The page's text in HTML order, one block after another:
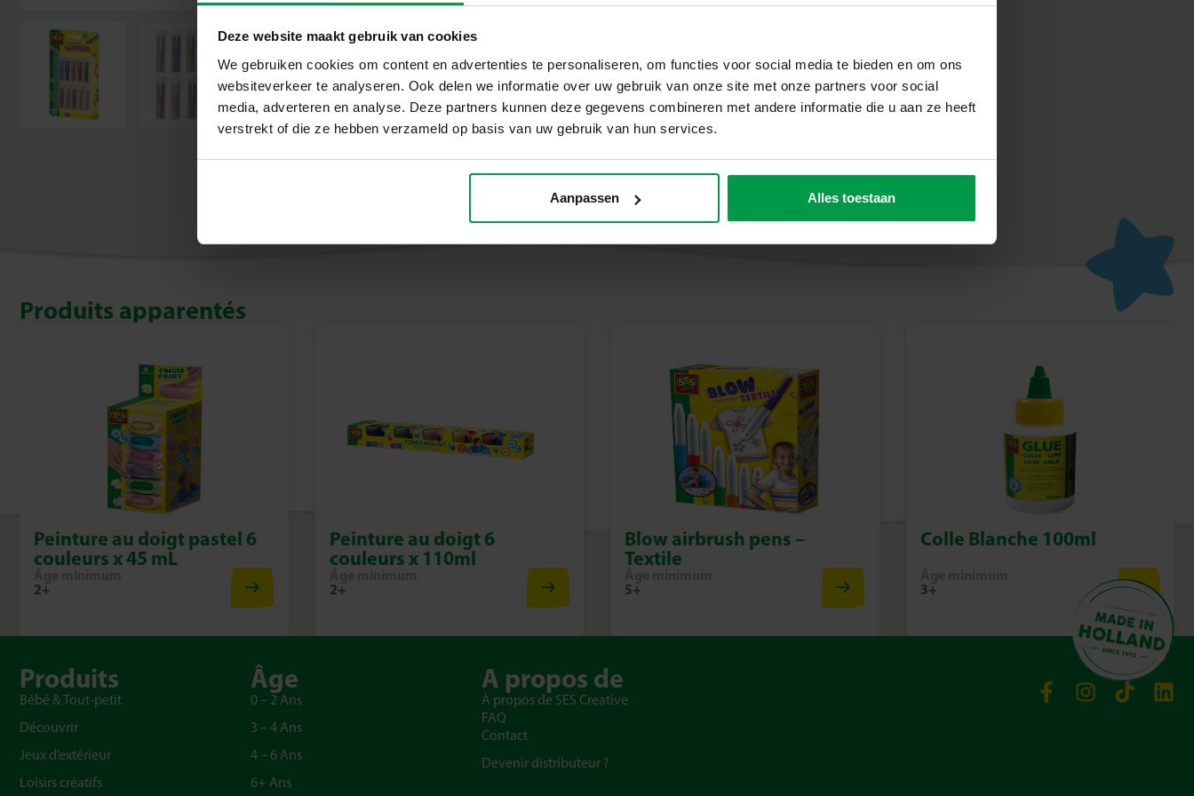
Deze website maakt gebruik van cookies
We gebruiken cookies om content en advertenties te personaliseren, om functies voor social media te bieden en om ons
websiteverkeer te analyseren. Ook delen we informatie over uw gebruik van onze site met onze partners voor social
media, adverteren en analyse. Deze partners kunnen deze gegevens combineren met andere informatie die u aan ze heeft
verstrekt of die ze hebben verzameld op basis van uw gebruik van hun services.
Aanpassen Alles toestaan
produits sont fabriqués et testés dans notre usine aux Pays-Bas, conformément aux normes
de sécurité européennes les plus strictes. Les jouets SES Creative sont source de plaisir et
permettent aux enfants d’être fiers de leur travail, ce qui stimule leur créativité et leur
développement.
entre créativité et durabilité. Laissez vos créations briller de mille feux !
Produits apparentés
Peinture au doigt pastel 6
couleurs x 45 mL
2+
Peinture au doigt 6
couleurs x 110ml
2+
Blow airbrush pens –
Textile
5+
Colle Blanche 100ml
3+
Produits
Bébé & Tout-petit
Découvrir
Jeux d’extérieur
Loisirs créatifs
Âge
0 – 2 Ans
3 – 4 Ans
4 – 6 Ans
6+ Ans
A propos de
À propos de SES Creative
FAQ
Contact
Devenir distributeur ?